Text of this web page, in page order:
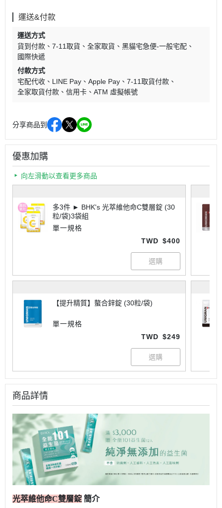
運送&付款
運送方式
貨到付款
7-11取貨 全家取貨
黑貓宅急便-一般宅配
國際快遞
付款方式
宅配代收
LINE Pay Apple Pay
7-11取貨付款
全家取貨付款
信用卡 ATM 虛擬帳號
分享商品到
優惠加購
向左滑動以查看更多商品
多3件 ► BHK's 光萃維他命C雙層錠 (30
粒/袋)3袋組
單一規格
TWD $400
【提升精質】螯合鋅錠 (30粒/袋)
單一規格
TWD $249
商品詳情
光萃維他命C雙層錠 簡介